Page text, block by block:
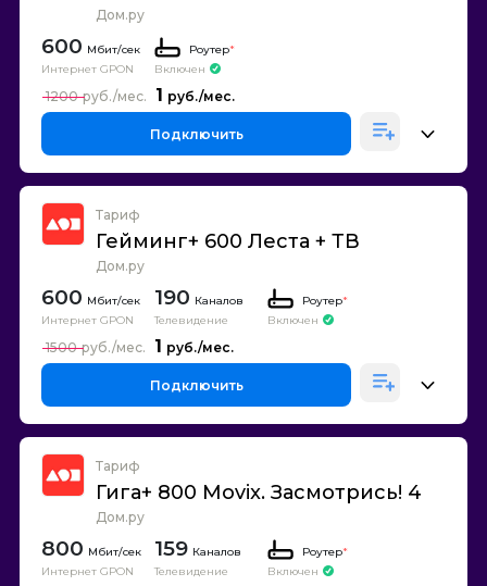
Дом.ру
600
Интернет GPON
Роутер*
Включен
1
1200
Подключить
Тариф
Гейминг+ 600 Леста + ТВ
Дом.ру
600
Интернет GPON
190 Каналов
Телевидение
Роутер*
Включен
1
1500
Подключить
Тариф
Гига+ 800 Movix. Засмотрись! 4
Дом.ру
800
Интернет GPON
159 Каналов
Телевидение
Роутер*
Включен